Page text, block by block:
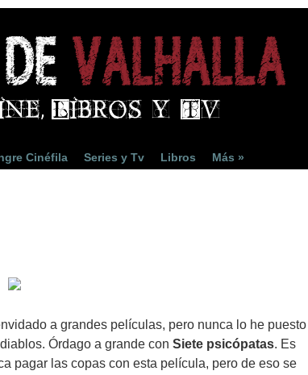
Cinéfila Series y Tv Libros Más »
a grandes películas, pero nunca lo he puesto
Órdago a grande con Siete psicópatas. Es
pagar las copas con esta película, pero de eso se